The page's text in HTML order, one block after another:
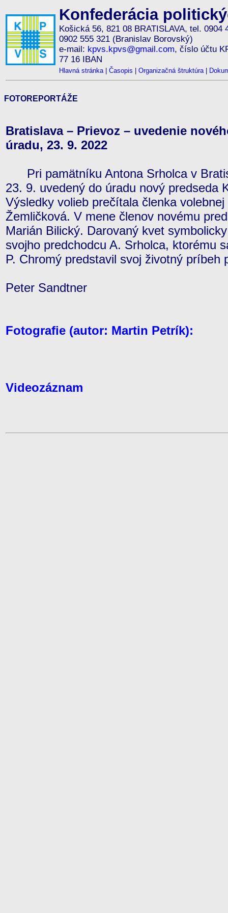
Konfederácia
Košická 56, 821 08 BRATISLAVA, tel. 0904
0902 555 321 (Branislav Borovský)
e-mail: kpvs.kpvs@gmail.com, číslo účtu
77 16 IBAN
Hlavná stránka| Časopis Organizačná štruktúra|
FOTOREPORTÁŽE
Bratislava – Prievoz – uvedenie
úradu, 23. 9. 2022
Pri pamätníku Antona Srholca v
23. 9. uvedený do úradu nový predseda
Výsledky volieb prečítala členka
Žemličková. V mene členov novému
Marián Bilický. Darovaný kvet
svojho predchodcu A. Srholca, ktorému
P. Chromý predstavil svoj životný príbeh
Peter Sandtner
Fotografie (autor: Martin Petrík):
Videozáznam